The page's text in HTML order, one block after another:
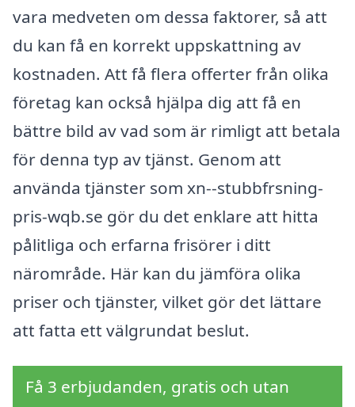
vara medveten om dessa faktorer, så att
du kan få en korrekt uppskattning av
kostnaden. Att få flera offerter från olika
företag kan också hjälpa dig att få en
bättre bild av vad som är rimligt att betala
för denna typ av tjänst. Genom att
använda tjänster som xn--stubbfrsning-
pris-wqb.se gör du det enklare att hitta
pålitliga och erfarna frisörer i ditt
närområde. Här kan du jämföra olika
priser och tjänster, vilket gör det lättare
att fatta ett välgrundat beslut.
Få 3 erbjudanden, gratis och utan